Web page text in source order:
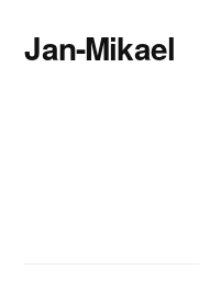
Inhalt
springen
menu
Jan-Mikael